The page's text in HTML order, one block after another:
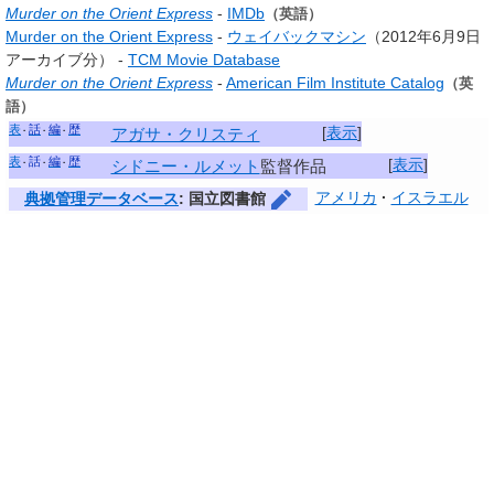
Murder on the Orient Express - IMDb （英語）
Murder on the Orient Express - ウェイバックマシン （2012年6月9日
アーカイブ分） - TCM Movie Database
Murder on the Orient Express - American Film Institute Catalog （英
語）
[表示]
表 話 編 歴 アガサ・クリスティ
[表示]
表 話 編 歴 シドニー・ルメット 監督作品
典拠管理データベース: 国立図書館 アメリカ イスラエル